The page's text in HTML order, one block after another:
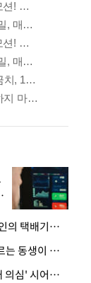
· 엘베 문 열리자 지팡이 '퍽'…노인의 택배기사 폭행 이유
· "20년 병수발했는데 얼굴도 모르는 동생이 유산 절반을"…배다른 형제 상속권 있을까
· 냄비 태우고 욕실 물바다…'치매 의심' 시어머니 검사 권유했다가 '날벼락'